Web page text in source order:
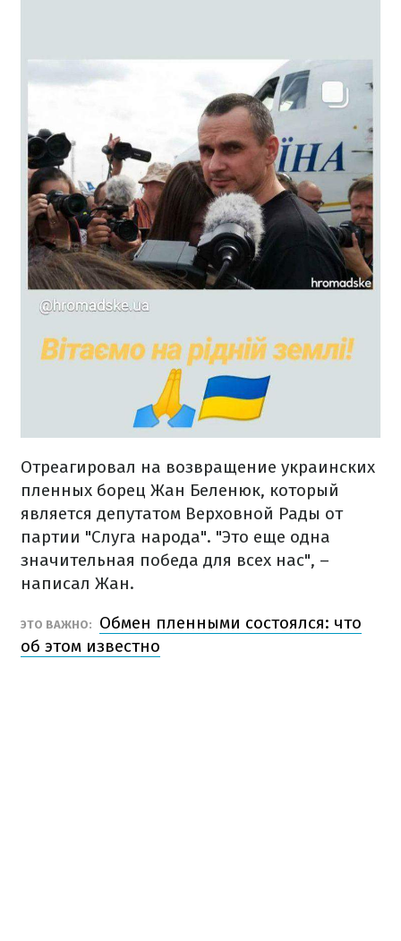
Отреагировал на возвращение украинских
пленных борец Жан Беленюк, который
является депутатом Верховной Рады от
партии "Слуга народа". "Это еще одна
значительная победа для всех нас", –
написал Жан.
ЭТО ВАЖНО:
Обмен пленными состоялся: что
об этом известно